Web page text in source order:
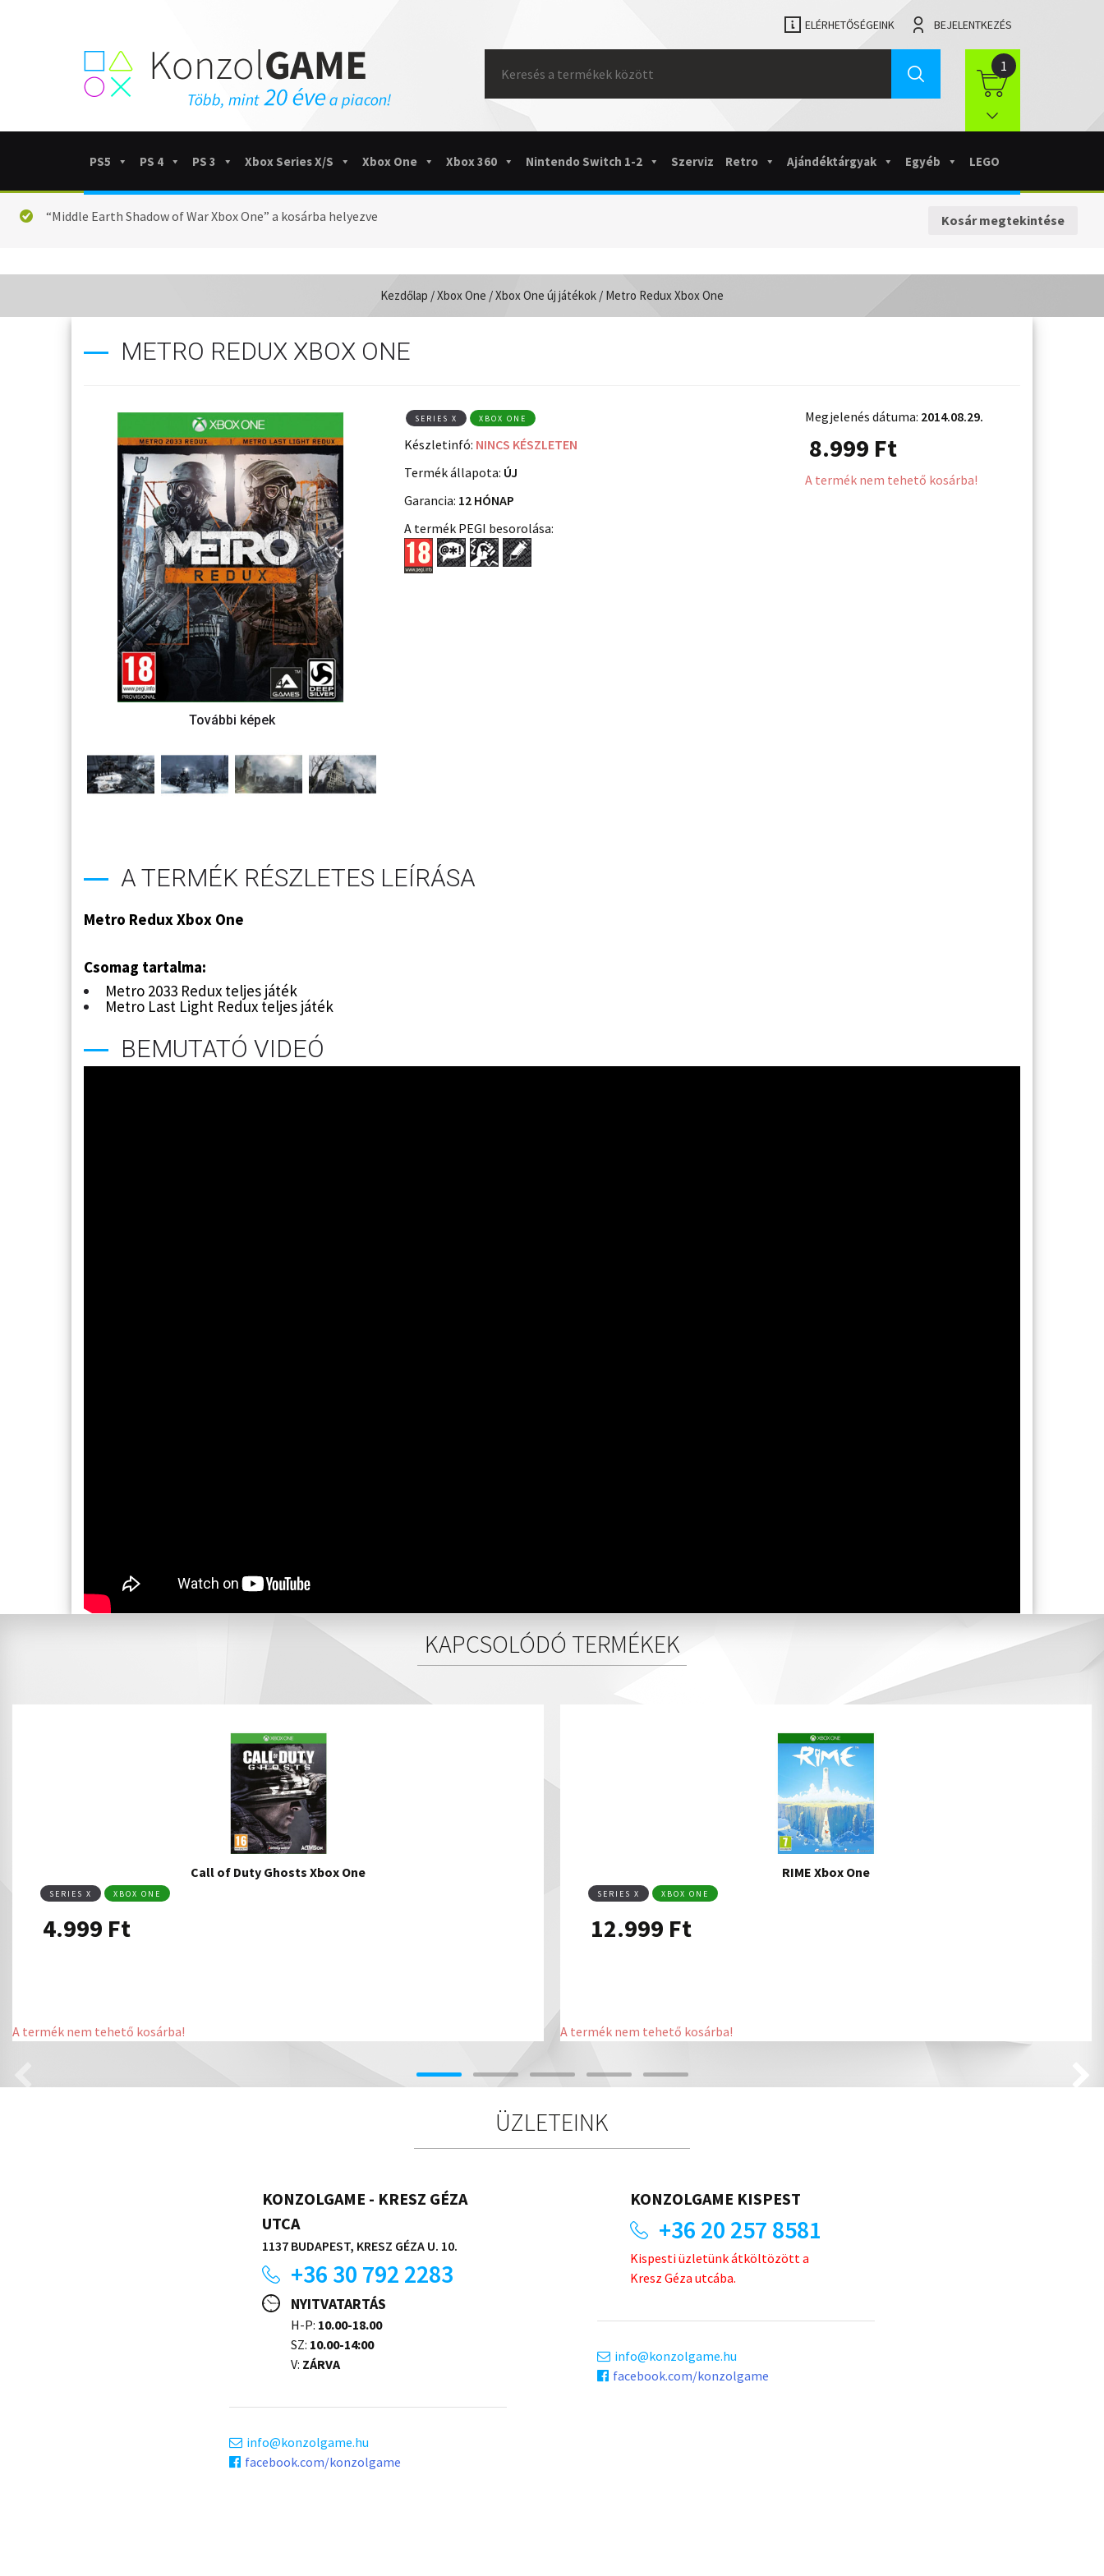
ELÉRHETŐSÉGEINK BEJELENTKEZÉS
for:
1
PS5 PS 4 PS 3 Xbox Series X/S Xbox One Xbox 360 Nintendo Switch 1-2 Szerviz Retro Ajándéktárgyak Egyéb LEGO
Kosár megtekintése
“Middle Earth Shadow of War Xbox One” a kosárba helyezve
Kezdőlap /Xbox One /Xbox One új játékok / Metro Redux Xbox One
METRO REDUX XBOX ONE
SERIES X XBOX ONE
Készletinfó: NINCS KÉSZLETEN
Termék állapota: ÚJ
Garancia: 12 HÓNAP
A termék PEGI besorolása:
Megjelenés dátuma: 2014.08.29.
8.999 Ft
A termék nem tehető kosárba!
A TERMÉK RÉSZLETES LEÍRÁSA
Metro Redux Xbox One
Csomag tartalma:
Metro 2033 Redux teljes játék
Metro Last Light Redux teljes játék
BEMUTATÓ VIDEÓ
KAPCSOLÓDÓ TERMÉKEK
Call of Duty Ghosts Xbox One
SERIES X XBOX ONE
4.999 Ft
A termék nem tehető kosárba!
RIME Xbox One
SERIES X XBOX ONE
12.999 Ft
A termék nem tehető kosárba!
ÜZLETEINK
KONZOLGAME - KRESZ GÉZA
UTCA
1137 BUDAPEST, KRESZ GÉZA U. 10.
+36 30 792 2283
NYITVATARTÁS
H-P: 10.00-18.00
SZ: 10.00-14:00
V: ZÁRVA
info
konzolgame.hu
facebook.com/konzolgame
KONZOLGAME KISPEST
+36 20 257 8581
Kispesti üzletünk átköltözött a
Kresz Géza utcába.
info
konzolgame.hu
facebook.com/konzolgame